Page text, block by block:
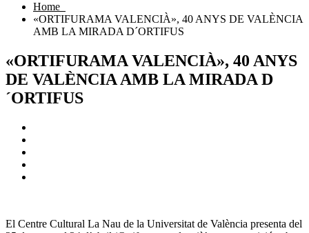
Home
«ORTIFURAMA VALENCIÀ», 40 ANYS DE VALÈNCIA
AMB LA MIRADA D´ORTIFUS
«ORTIFURAMA VALENCIÀ», 40 ANYS
DE VALÈNCIA AMB LA MIRADA D
´ORTIFUS
El Centre Cultural La Nau de la Universitat de València presenta del